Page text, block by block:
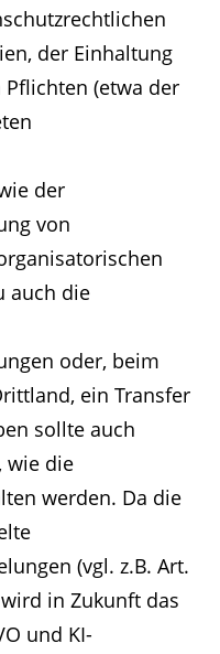
der Einhaltung
(etwa der
der
von
auch die
oder, beim
ein Transfer
sollte auch
wie die
werden. Da die
(vgl. z.B. Art.
in Zukunft das
und KI-